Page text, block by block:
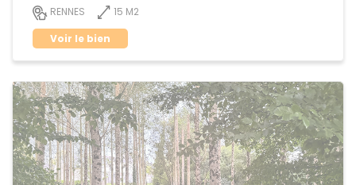
RENNES
15 M2
Voir le bien